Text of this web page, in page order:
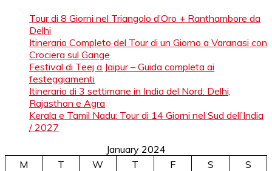
Tour di 8 Giorni nel Triangolo d’Oro + Ranthambore da
Delhi
Itinerario Completo del Tour di un Giorno a Varanasi con
Crociera sul Gange
Festival di Teej a Jaipur – Guida completa ai
festeggiamenti
Itinerario di 3 settimane in India del Nord: Delhi,
Rajasthan e Agra
Kerala e Tamil Nadu: Tour di 14 Giorni nel Sud dell’India
/ 2027
January 2024
M
T W T F S
S